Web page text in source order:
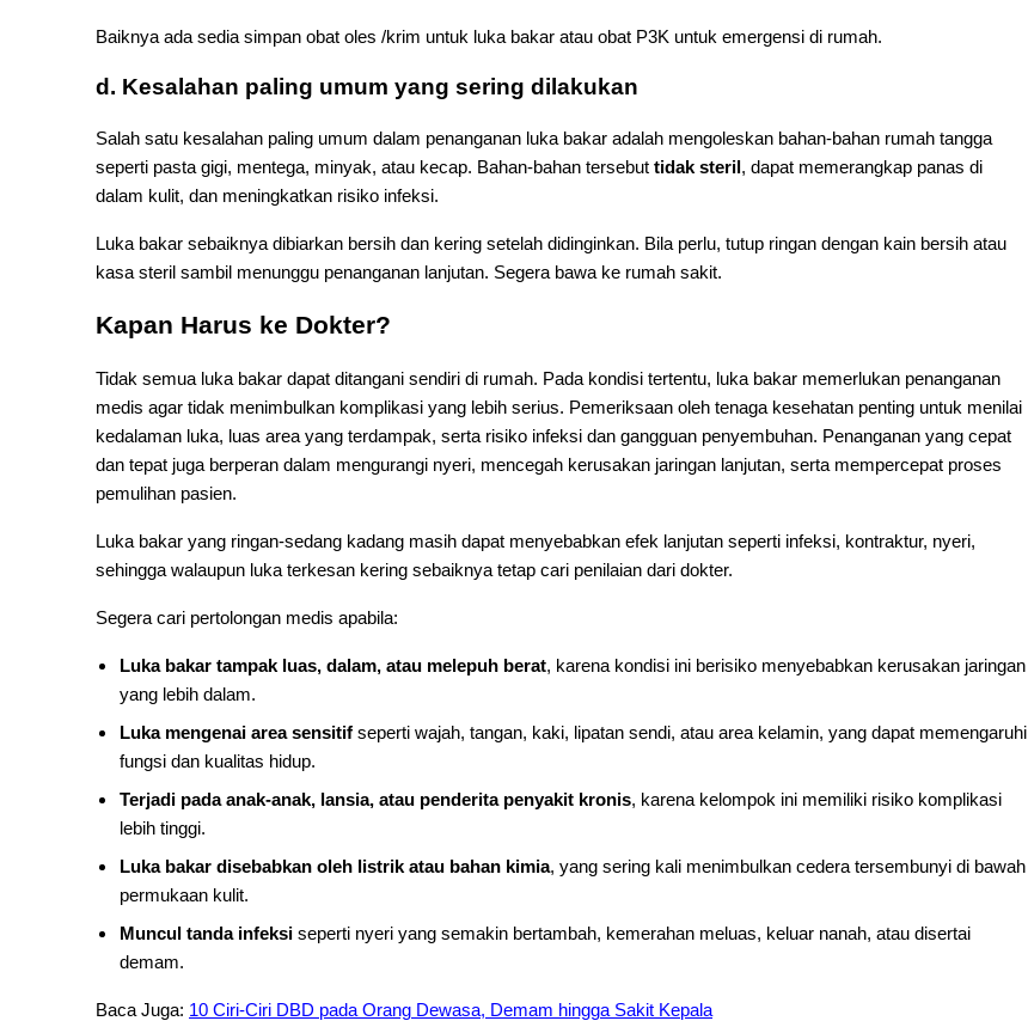
Baiknya ada sedia simpan obat oles /krim untuk luka bakar atau obat P3K untuk emergensi di rumah.
d. Kesalahan paling umum yang sering dilakukan
Salah satu kesalahan paling umum dalam penanganan luka bakar adalah mengoleskan bahan-bahan rumah tangga
seperti pasta gigi, mentega, minyak, atau kecap. Bahan-bahan tersebut tidak steril, dapat memerangkap panas di
dalam kulit, dan meningkatkan risiko infeksi.
Luka bakar sebaiknya dibiarkan bersih dan kering setelah didinginkan. Bila perlu, tutup ringan dengan kain bersih atau
kasa steril sambil menunggu penanganan lanjutan. Segera bawa ke rumah sakit.
Kapan Harus ke Dokter?
Tidak semua luka bakar dapat ditangani sendiri di rumah. Pada kondisi tertentu, luka bakar memerlukan penanganan
medis agar tidak menimbulkan komplikasi yang lebih serius. Pemeriksaan oleh tenaga kesehatan penting untuk menilai
kedalaman luka, luas area yang terdampak, serta risiko infeksi dan gangguan penyembuhan. Penanganan yang cepat
dan tepat juga berperan dalam mengurangi nyeri, mencegah kerusakan jaringan lanjutan, serta mempercepat proses
pemulihan pasien.
Luka bakar yang ringan-sedang kadang masih dapat menyebabkan efek lanjutan seperti infeksi, kontraktur, nyeri,
sehingga walaupun luka terkesan kering sebaiknya tetap cari penilaian dari dokter.
Segera cari pertolongan medis apabila:
Luka bakar tampak luas, dalam, atau melepuh berat, karena kondisi ini berisiko menyebabkan kerusakan jaringan
yang lebih dalam.
Luka mengenai area sensitif seperti wajah, tangan, kaki, lipatan sendi, atau area kelamin, yang dapat memengaruhi
fungsi dan kualitas hidup.
Terjadi pada anak-anak, lansia, atau penderita penyakit kronis, karena kelompok ini memiliki risiko komplikasi
lebih tinggi.
Luka bakar disebabkan oleh listrik atau bahan kimia, yang sering kali menimbulkan cedera tersembunyi di bawah
permukaan kulit.
Muncul tanda infeksi seperti nyeri yang semakin bertambah, kemerahan meluas, keluar nanah, atau disertai
demam.
Baca Juga: 10 Ciri-Ciri DBD pada Orang Dewasa, Demam hingga Sakit Kepala